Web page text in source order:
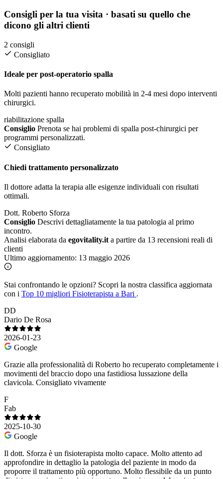
Consigli per la tua visita · basati su quello che
dicono gli altri clienti
2 consigli
Consigliato
Ideale per post-operatorio spalla
Molti pazienti hanno recuperato mobilità in 2-4 mesi dopo interventi
chirurgici.
riabilitazione spalla
Consiglio Prenota se hai problemi di spalla post-chirurgici per
programmi personalizzati.
Consigliato
Chiedi trattamento personalizzato
Il dottore adatta la terapia alle esigenze individuali con risultati
ottimali.
Dott. Roberto Sforza
Consiglio Descrivi dettagliatamente la tua patologia al primo
incontro.
Analisi elaborata da egovitality.it a partire da 13 recensioni reali di
clienti
Ultimo aggiornamento: 13 maggio 2026
Stai confrontando le opzioni? Scopri la nostra classifica aggiornata
con i Top 10 migliori Fisioterapista a Bari .
DD
Dario De Rosa
2026-01-23
Google
Grazie alla professionalità di Roberto ho recuperato completamente i
movimenti del braccio dopo una fastidiosa lussazione della
clavicola. Consigliato vivamente
F
Fab
2025-10-30
Google
Il dott. Sforza è un fisioterapista molto capace. Molto attento ad
approfondire in dettaglio la patologia del paziente in modo da
proporre il trattamento più opportuno. Molto flessibile da un punto